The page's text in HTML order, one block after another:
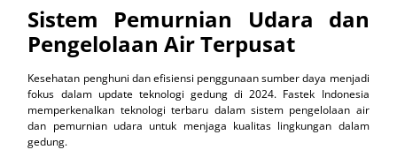
Sistem Pemurnian Udara dan
Pengelolaan Air Terpusat
Kesehatan penghuni dan efisiensi penggunaan sumber daya menjadi
fokus dalam update teknologi gedung di 2024. Fastek Indonesia
memperkenalkan teknologi terbaru dalam sistem pengelolaan air
dan pemurnian udara untuk menjaga kualitas lingkungan dalam
gedung.